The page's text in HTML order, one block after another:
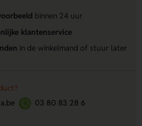
binnen 24 uur
klantenservice
in de winkelmand of stuur later
03 80 83 28 6